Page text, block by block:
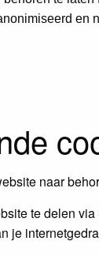
en
naar
te delen
je